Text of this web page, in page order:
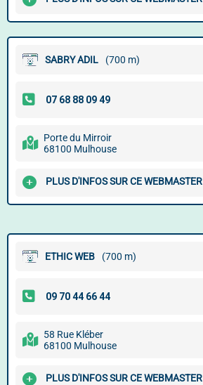
SABRY ADIL (700 m)
Porte du Mirroir
68100 Mulhouse
PLUS D'INFOS SUR CE WEBMASTER
ETHIC WEB (700 m)
58 Rue Kléber
68100 Mulhouse
PLUS D'INFOS SUR CE WEBMASTER